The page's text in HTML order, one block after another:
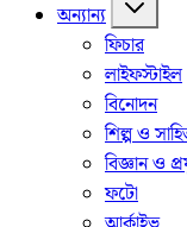
অন্যান্য
ফিচার
লাইফস্টাইল
বিনোদন
শিল্প ও
বিজ্ঞান ও
ফটো